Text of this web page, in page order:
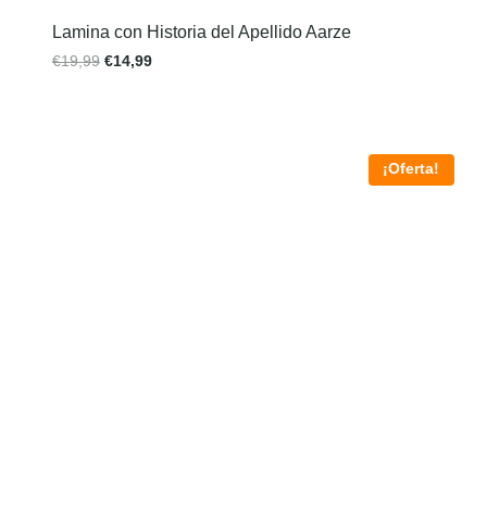
Lamina con Historia del Apellido Aarze
€19,99 €14,99
¡Oferta!